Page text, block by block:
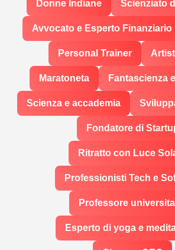
Donne Indiane Scienziato
Avvocato e Esperto Finanziario
Personal Trainer
Maratoneta Fantascienza
Scienza e accademia
Fondatore di
Ritratto con Luce
Professionisti Tech e
Professore
Esperto di yoga e